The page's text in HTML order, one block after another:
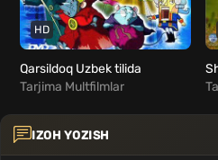
HD
Qarsildoq Uzbek tilida
Tarjima Multfilmlar
IZOH YOZISH